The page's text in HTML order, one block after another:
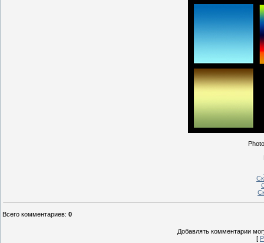
Всего комментариев: 0
Добавлять комментарии
[